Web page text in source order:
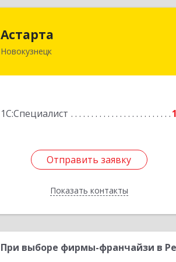
Астарта
Новокузнецк
1С:Специалист 1
Отправить заявку
Показать контакты
Отправить заявку
Назад
При выборе фирмы-франчайзи в